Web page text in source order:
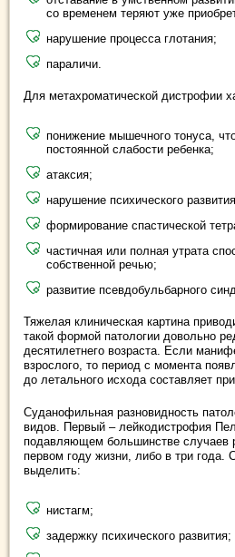
со временем теряют уже
нарушение процесса глотания;
параличи.
Для метахроматической дистрофии
понижение мышечного тонуса,
постоянной слабости ребенка;
атаксия;
нарушение психического
формирование спастической
частичная или полная утрата
собственной речью;
развитие псевдобульбарного
Тяжелая клиническая картина
такой формой патологии довольно
десятилетнего возраста. Если
взрослого, то период с момента
до летального исхода составляет
Суданофильная разновидность
видов. Первый – лейкодистрофия
подавляющем большинстве случаев
первом году жизни, либо в три года.
выделить:
нистагм;
задержку психического развития;